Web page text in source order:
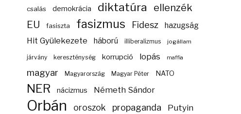
csalás demokrácia diktatúra ellenzék
EU fasiszta fasizmus Fidesz hazugság
Hit Gyülekezete háború illiberalizmus jogállam
járvány kereszténység korrupció lopás maffia
magyar Magyarország Magyar Péter NATO
NER nácizmus Németh Sándor
Orbán oroszok propaganda Putyin